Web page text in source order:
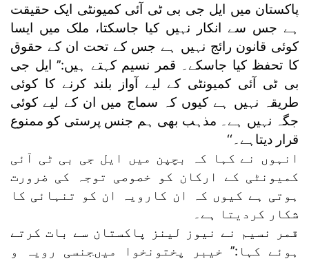
پاکستان میں ایل جی بی ٹی آئی کمیونٹی ایک حقیقت
ہے جس سے انکار نہیں کیا جاسکتا، ملک میں ایسا
کوئی قانون رائج نہیں ہے جس کے تحت ان کے حقوق
کا تحفظ کیا جاسکے۔ قمر نسیم کہتے ہیں:’’ ایل جی
بی ٹی آئی کمیونٹی کے لیے آواز بلند کرنے کا کوئی
طریقہ نہیں ہے کیوں کہ سماج میں ان کے لیے کوئی
جگہ نہیں ہے۔ مذہب بھی ہم جنس پرستی کو ممنوع
قرار دیتاہے۔‘‘
انہوں نے کہا کہ بچپن میں ایل جی بی ٹی آئی
کمیونٹی کے ارکان کو خصوصی توجہ کی ضرورت
ہوتی ہے کیوں کہ ان کارویہ ان کو تنہائی کا
شکار کردیتا ہے۔
قمر نسیم نے نیوز لینز پاکستان سے بات کرتے
ہوئے کہا:’’ خیبر پختونخوا میںجنسی رویہ و